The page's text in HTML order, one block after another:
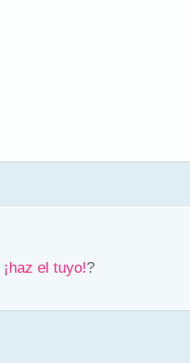
¡haz el tuyo!?